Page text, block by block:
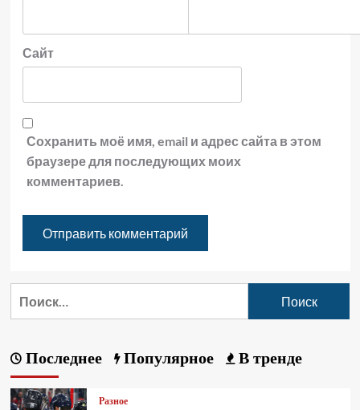
Сайт
Сохранить моё имя, email и адрес сайта в этом
браузере для последующих моих
комментариев.
Последнее Популярное В тренде
Разное